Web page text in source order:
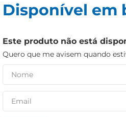
Disponível em
Este produto não está
Quero que me avisem quando
arroz
iogurte
papel higiênico
cerveja